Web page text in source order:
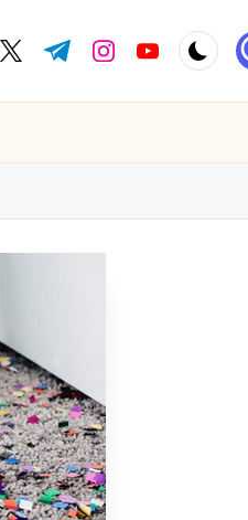
twitter.com
t.me instagram.com
youtube.com